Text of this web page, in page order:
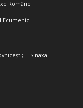
Române
Ecumenic
Sinaxa